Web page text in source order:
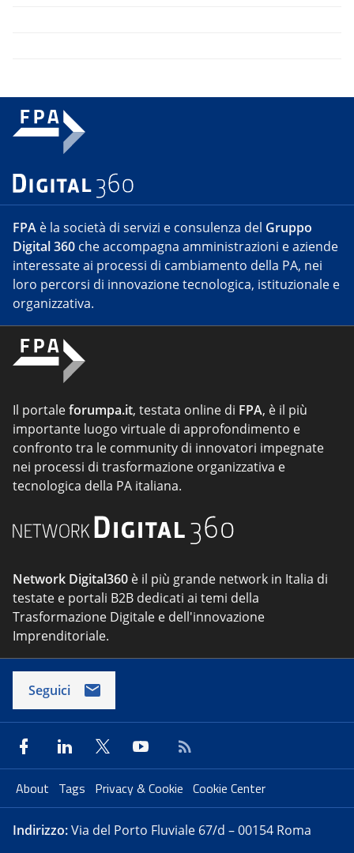
FPA è la società di servizi e consulenza del Gruppo
Digital 360 che accompagna amministrazioni e aziende
interessate ai processi di cambiamento della PA, nei
loro percorsi di innovazione tecnologica, istituzionale e
organizzativa.
Il portaleforumpa.it, testata online di FPA, è il più
importante luogo virtuale di approfondimento e
confronto tra le community di innovatori impegnate
nei processi di trasformazione organizzativa e
tecnologica della PA italiana.
Network Digital360 è il più grande network in Italia di
testate e portali B2B dedicati ai temi della
Trasformazione Digitale e dell'innovazione
Imprenditoriale.
Seguici
About Tags Privacy & Cookie Cookie Center
Indirizzo:Via del Porto Fluviale 67/d – 00154 Roma